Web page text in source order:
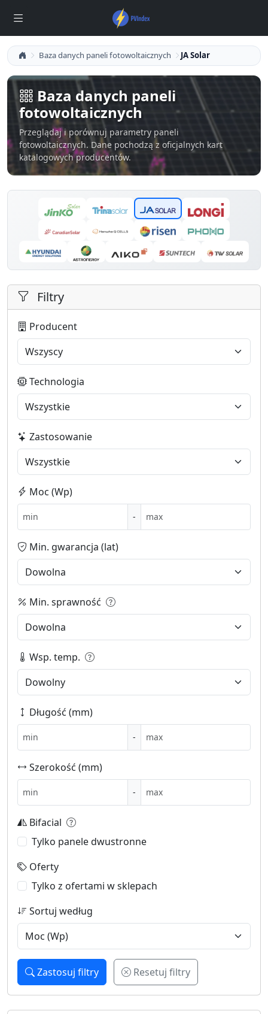
Baza danych paneli fotowoltaicznych JA Solar
Baza danych paneli
fotowoltaicznych
Przeglądaj i porównuj parametry paneli
fotowoltaicznych. Dane pochodzą z oficjalnych kart
katalogowych producentów.
Filtry
Producent
Technologia
Zastosowanie
Moc (Wp)
-
Min. gwarancja (lat)
Min. sprawność
Wsp. temp.
Długość (mm)
-
Szerokość (mm)
-
Bifacial
Tylko panele dwustronne
Oferty
Tylko z ofertami w sklepach
Sortuj według
Zastosuj filtry Resetuj filtry